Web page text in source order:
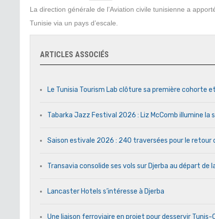
La direction générale de l’Aviation civile tunisienne a
Tunisie via un pays d’escale.
ARTICLES ASSOCIÉS
Le Tunisia Tourism Lab clôture sa première cohorte
Tabarka Jazz Festival 2026 : Liz McComb illumine la
Saison estivale 2026 : 240 traversées pour le retour
Transavia consolide ses vols sur Djerba au départ de
Lancaster Hotels s’intéresse à Djerba
Une liaison ferroviaire en projet pour desservir Tunis-